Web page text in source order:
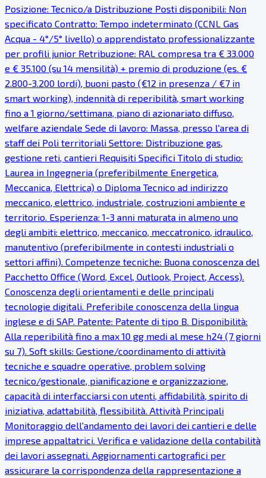
Posizione: Tecnico/a Distribuzione Posti disponibili: Non
specificato Contratto: Tempo indeterminato (CCNL Gas
Acqua - 4°/5° livello) o apprendistato professionalizzante
per profili junior Retribuzione: RAL compresa tra € 33.000
e € 35.100 (su 14 mensilità) + premio di produzione (es. €
2.800-3.200 lordi), buoni pasto (€12 in presenza / €7 in
smart working), indennità di reperibilità, smart working
fino a 1 giorno/settimana, piano di azionariato diffuso,
welfare aziendale Sede di lavoro: Massa, presso l'area di
staff dei Poli territoriali Settore: Distribuzione gas,
gestione reti, cantieri Requisiti Specifici Titolo di studio:
Laurea in Ingegneria (preferibilmente Energetica,
Meccanica, Elettrica) o Diploma Tecnico ad indirizzo
meccanico, elettrico, industriale, costruzioni ambiente e
territorio. Esperienza: 1-3 anni maturata in almeno uno
degli ambiti: elettrico, meccanico, meccatronico, idraulico,
manutentivo (preferibilmente in contesti industriali o
settori affini). Competenze tecniche: Buona conoscenza del
Pacchetto Office (Word, Excel, Outlook, Project, Access).
Conoscenza degli orientamenti e delle principali
tecnologie digitali. Preferibile conoscenza della lingua
inglese e di SAP. Patente: Patente di tipo B. Disponibilità:
Alla reperibilità fino a max 10 gg medi al mese h24 (7 giorni
su 7). Soft skills: Gestione/coordinamento di attività
tecniche e squadre operative, problem solving
tecnico/gestionale, pianificazione e organizzazione,
capacità di interfacciarsi con utenti, affidabilità, spirito di
iniziativa, adattabilità, flessibilità. Attività Principali
Monitoraggio dell'andamento dei lavori dei cantieri e delle
imprese appaltatrici. Verifica e validazione della contabilità
dei lavori assegnati. Aggiornamenti cartografici per
assicurare la corrispondenza della rappresentazione a